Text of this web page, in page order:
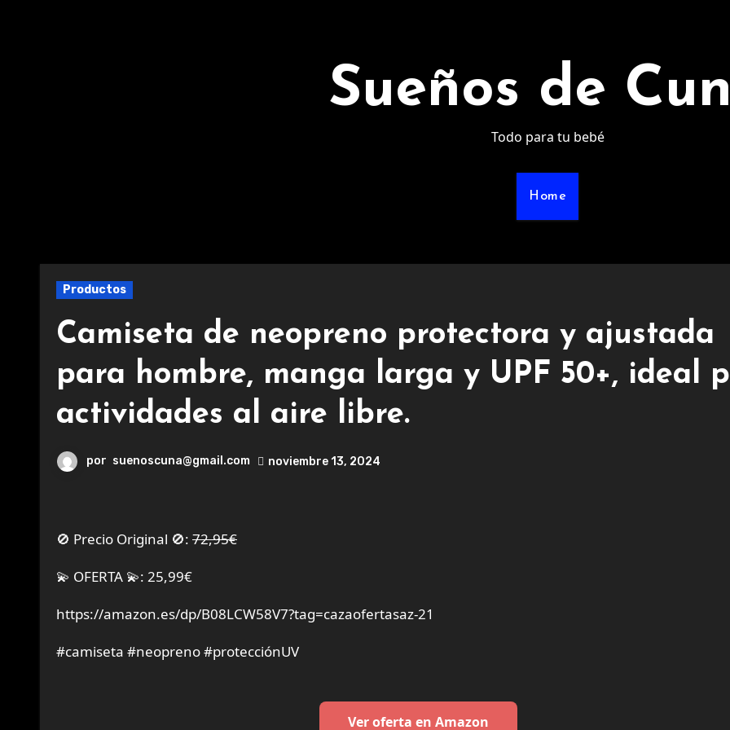
Sueños de
Todo para tu bebé
Home
Productos
Camiseta de neopreno protectora y ajustada
para hombre, manga larga y UPF 50+, ideal
actividades al aire libre.
por suenoscuna@gmail.com noviembre 13, 2024
🚫 Precio Original 🚫: 72,95€
💫 OFERTA 💫: 25,99€
https://amazon.es/dp/B08LCW58V7?tag=cazaofertasaz-21
#camiseta #neopreno #protecciónUV
Ver oferta en Amazon